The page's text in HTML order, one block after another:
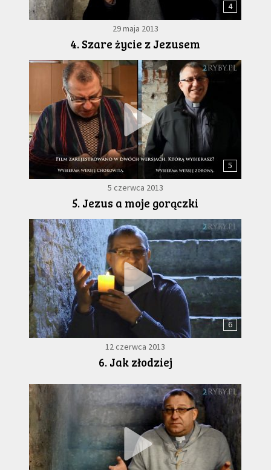
4
29 maja 2013
4. Szare życie z Jezusem
5
5 czerwca 2013
5. Jezus a moje gorączki
6
12 czerwca 2013
6. Jak złodziej